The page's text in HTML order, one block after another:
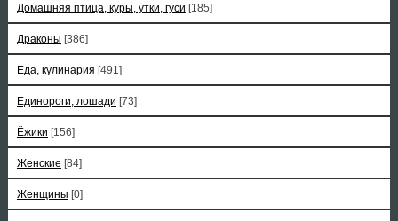
Домашняя птица, куры, утки, гуси [185]
Драконы [386]
Еда, кулинария [491]
Единороги, лошади [73]
Ёжики [156]
Женские [84]
Женщины [0]